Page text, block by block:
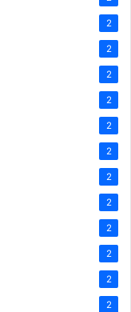
2
2
2
2
2
2
2
2
2
2
2
2